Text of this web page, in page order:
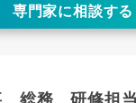
専門家に相談する
総務、研修担